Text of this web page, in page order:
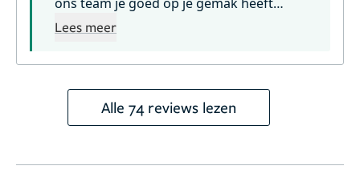
kunnen stellen. Ook vinden we het
naar huis gaat, dus het is heel fijn dat dit zo
vertrouwen en we wensen je een
voorspoedig herstel en een mooi
Lees meer
Alle 74 reviews lezen